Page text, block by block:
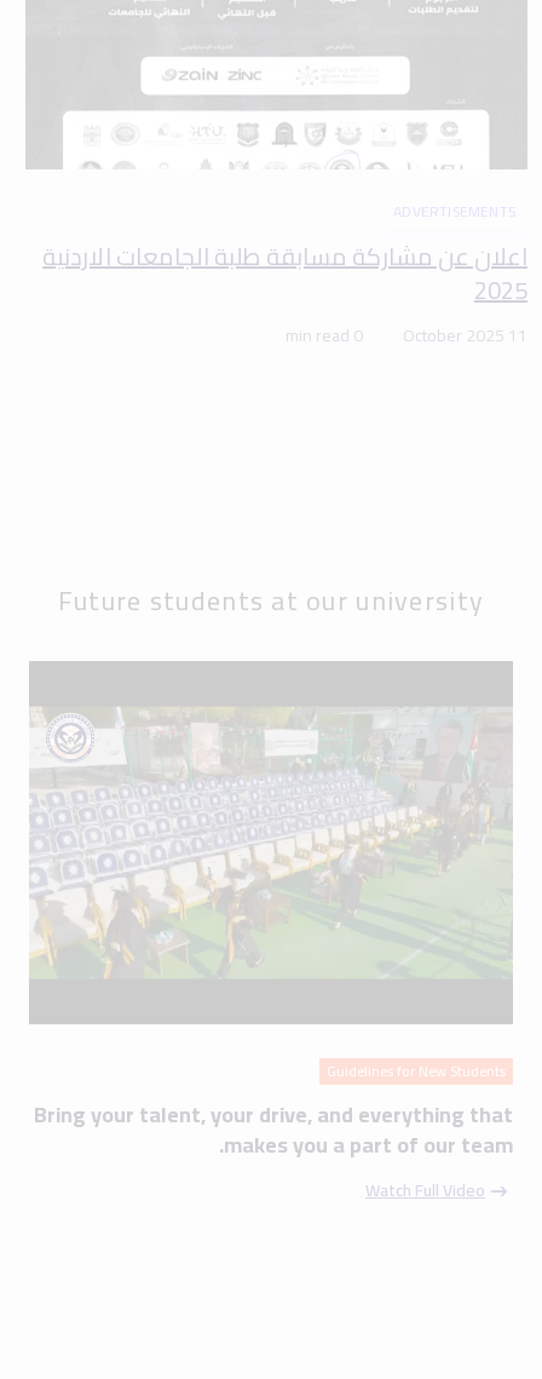
ADVERTISEMENTS
اعلان عن مشاركة مسابقة طلبة الجامعات الاردنية
2025
11 October 2025
0 min read
Future students at our university
Guidelines for New Students
Bring your talent, your drive, and everything that
makes you a part of our team.
Watch Full Video